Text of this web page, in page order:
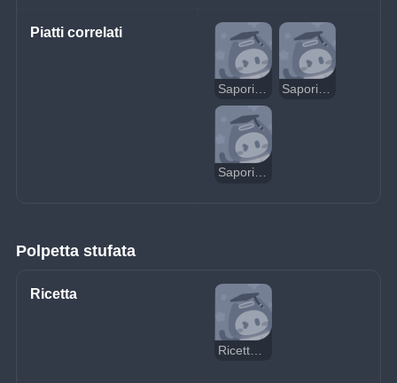
Piatti correlati
Sapori di casa sospetto
Sapori di casa delizioso
Polpetta stufata
Ricetta
Ricetta: polpetta stufata